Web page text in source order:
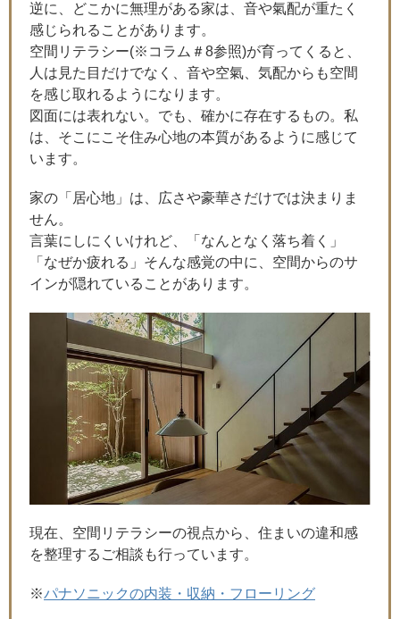
逆に、どこかに無理がある家は、音や氣配が重たく
感じられることがあります。
空間リテラシー(※コラム＃8参照)が育ってくると、
人は見た目だけでなく、音や空氣、気配からも空間
を感じ取れるようになります。
図面には表れない。でも、確かに存在するもの。私
は、そこにこそ住み心地の本質があるように感じて
います。
家の「居心地」は、広さや豪華さだけでは決まりま
せん。
言葉にしにくいけれど、「なんとなく落ち着く」
「なぜか疲れる」そんな感覚の中に、空間からのサ
インが隠れていることがあります。
現在、空間リテラシーの視点から、住まいの違和感
を整理するご相談も行っています。
※パナソニックの内装・収納・フローリング